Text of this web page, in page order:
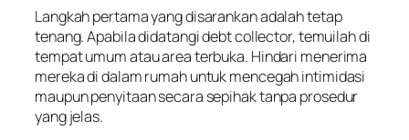
Langkah pertama yang disarankan adalah tetap
tenang. Apabila didatangi debt collector, temuilah di
tempat umum atau area terbuka. Hindari menerima
mereka di dalam rumah untuk mencegah intimidasi
maupun penyitaan secara sepihak tanpa prosedur
yang jelas.